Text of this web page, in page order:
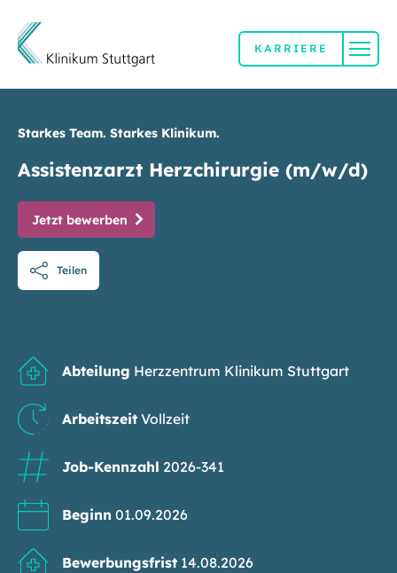
KARRIERE
Starkes Team. Starkes Klinikum.
Assistenzarzt Herzchirurgie (m/w/d)
Jetzt bewerben
Teilen
Abteilung Herzzentrum Klinikum Stuttgart
Arbeitszeit Vollzeit
Job-Kennzahl 2026-341
Beginn 01.09.2026
Bewerbungsfrist 14.08.2026